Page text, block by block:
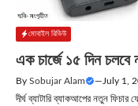
মোবাইল রিভিউ
এক চার্জে ১৫ দিন
By Sobujar Alam — July 1,
দীর্ঘ ব্যাটারি ব্যাকআপের নতুন